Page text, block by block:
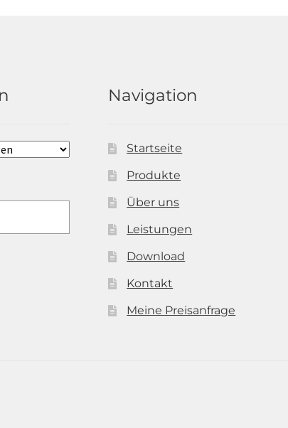
Navigation
Startseite
Produkte
Über uns
Leistungen
Download
Kontakt
Meine Preisanfrage